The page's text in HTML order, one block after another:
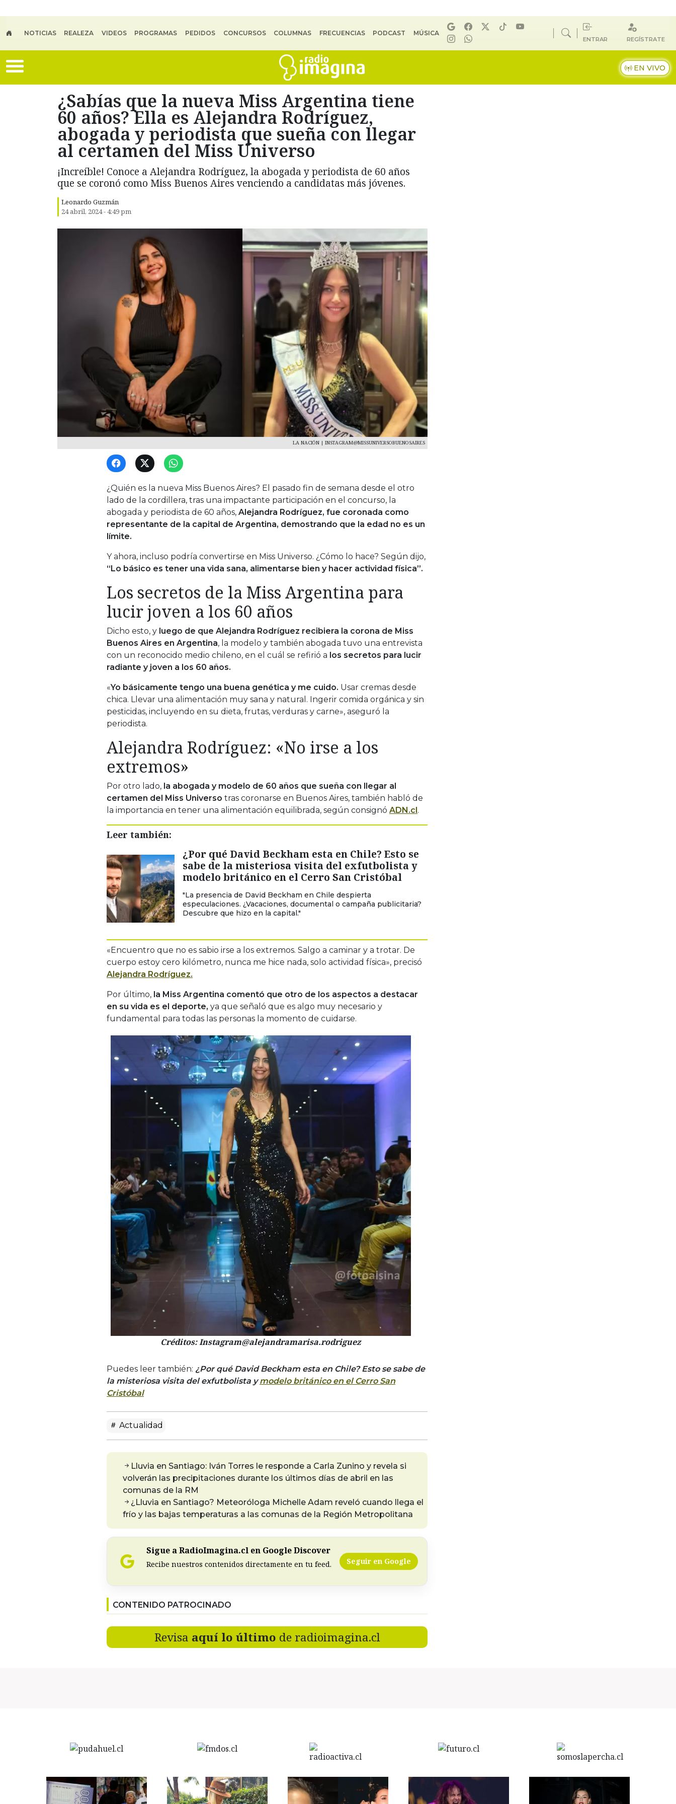
NOTICIAS REALEZA VIDEOS PROGRAMAS PEDIDOS CONCURSOS COLUMNAS FRECUENCIAS PODCAST MÚSICA
ENTRAR REGÍSTRATE
EN VIVO
¿Sabías que la nueva Miss Argentina tiene
60 años? Ella es Alejandra Rodríguez,
abogada y periodista que sueña con llegar
al certamen del Miss Universo
¡Increíble! Conoce a Alejandra Rodríguez, la abogada y periodista de 60 años
que se coronó como Miss Buenos Aires venciendo a candidatas más jóvenes.
Leonardo Guzmán
24 abril, 2024 - 4:49 pm
LA NACIÓN | INSTAGRAM@MISSUNIVERSOBUENOSAIRES
¿Quién es la nueva Miss Buenos Aires? El pasado fin de semana desde el otro
lado de la cordillera, tras una impactante participación en el concurso, la
abogada y periodista de 60 años, Alejandra Rodríguez, fue coronada como
representante de la capital de Argentina, demostrando que la edad no es un
límite.
Y ahora, incluso podría convertirse en Miss Universo. ¿Cómo lo hace? Según dijo,
“Lo básico es tener una vida sana, alimentarse bien y hacer actividad física”.
Los secretos de la Miss Argentina para
lucir joven a los 60 años
Dicho esto, y luego de que Alejandra Rodríguez recibiera la corona de Miss
Buenos Aires en Argentina, la modelo y también abogada tuvo una entrevista
con un reconocido medio chileno, en el cuál se refirió a los secretos para lucir
radiante y joven a los 60 años.
«Yo básicamente tengo una buena genética y me cuido. Usar cremas desde
chica. Llevar una alimentación muy sana y natural. Ingerir comida orgánica y sin
pesticidas, incluyendo en su dieta, frutas, verduras y carne», aseguró la
periodista.
Alejandra Rodríguez: «No irse a los
extremos»
Por otro lado, la abogada y modelo de 60 años que sueña con llegar al
certamen del Miss Universo tras coronarse en Buenos Aires, también habló de
la importancia en tener una alimentación equilibrada, según consignó ADN.cl.
Leer también:
¿Por qué David Beckham esta en Chile? Esto se
sabe de la misteriosa visita del exfutbolista y
modelo británico en el Cerro San Cristóbal
"La presencia de David Beckham en Chile despierta
especulaciones. ¿Vacaciones, documental o campaña publicitaria?
Descubre que hizo en la capital."
«Encuentro que no es sabio irse a los extremos. Salgo a caminar y a trotar. De
cuerpo estoy cero kilómetro, nunca me hice nada, solo actividad física», precisó
Alejandra Rodríguez.
Por último, la Miss Argentina comentó que otro de los aspectos a destacar
en su vida es el deporte, ya que señaló que es algo muy necesario y
fundamental para todas las personas la momento de cuidarse.
Créditos: Instagram@alejandramarisa.rodriguez
Puedes leer también: ¿Por qué David Beckham esta en Chile? Esto se sabe de
la misteriosa visita del exfutbolista ymodelo británico en el Cerro San
Cristóbal
Actualidad
Lluvia en Santiago: Iván Torres le responde a Carla Zunino y revela si
volverán las precipitaciones durante los últimos días de abril en las
comunas de la RM
¿Lluvia en Santiago? Meteoróloga Michelle Adam reveló cuando llega el
frío y las bajas temperaturas a las comunas de la Región Metropolitana
Sigue a RadioImagina.cl en Google Discover
Recibe nuestros contenidos directamente en tu feed. Seguir en Google
CONTENIDO PATROCINADO
Revisa aquí lo último de radioimagina.cl